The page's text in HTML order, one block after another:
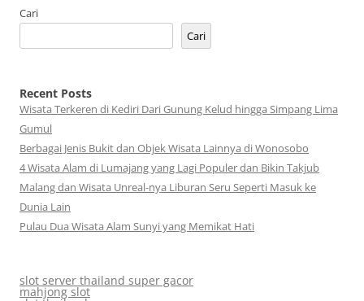
Cari
Cari
Recent Posts
Wisata Terkeren di Kediri Dari Gunung Kelud hingga Simpang Lima
Gumul
Berbagai Jenis Bukit dan Objek Wisata Lainnya di Wonosobo
4 Wisata Alam di Lumajang yang Lagi Populer dan Bikin Takjub
Malang dan Wisata Unreal-nya Liburan Seru Seperti Masuk ke
Dunia Lain
Pulau Dua Wisata Alam Sunyi yang Memikat Hati
slot server thailand super gacor
mahjong slot